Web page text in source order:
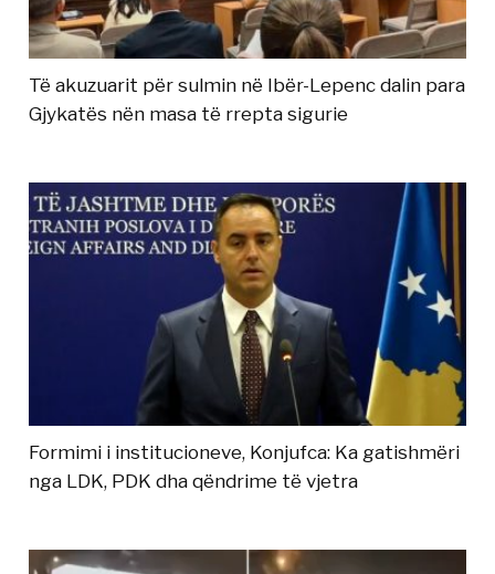
Të akuzuarit për sulmin në Ibër-Lepenc dalin para
Gjykatës nën masa të rrepta sigurie
Formimi i institucioneve, Konjufca: Ka gatishmëri
nga LDK, PDK dha qëndrime të vjetra